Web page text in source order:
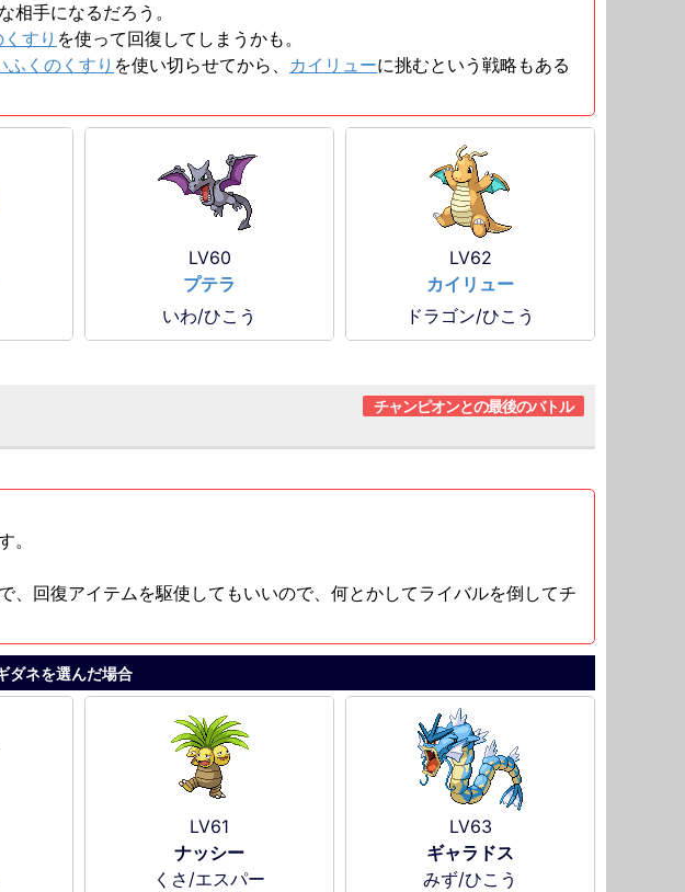
相手になるだろう。
すり を使って回復してしまうかも。
ふくのくすり を使い切らせてから、 カイリューに挑むという戦略もある
LV60
プテラ
いわ/ひこう
LV62
カイリュー
ドラゴン/ひこう
チャンピオンとの最後のバトル
。
回復アイテムを駆使してもいいので、何とかしてライバルを倒してチ
ダネを選んだ場合
LV61
ナッシー
くさ/エスパー
LV63
ギャラドス
みず/ひこう